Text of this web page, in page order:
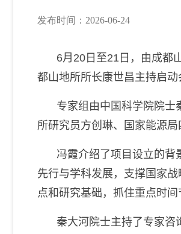
发布时间：2026-06-24
6月 20 日至21 日，由成都
都山地所所长康世昌主持启
专家组由中国科学院院士
所研究员方创琳、 国家能源
冯霞介绍了项目设立的背
先行与学科发展，支撑国家
点和研究基础，抓住重点时间
秦大河院士主持了专家咨